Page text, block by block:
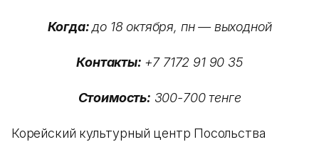
Когда:до 18 октября, пн — выходной
Контакты: +7 7172 91 90 35
Стоимость: 300-700 тенге
Корейский культурный центр Посольства